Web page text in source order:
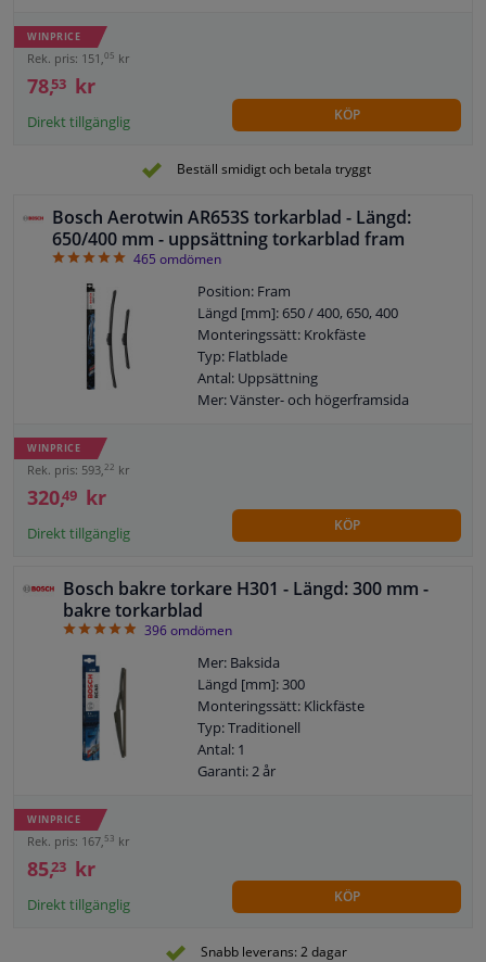
WINPRICE
Rek. pris: 151,05 kr
78,53 kr
Direkt tillgänglig KÖP
Beställ smidigt och betala tryggt
Bosch Aerotwin AR653S torkarblad - Längd:
650/400 mm - uppsättning torkarblad fram
4.95
465 omdömen
Position: Fram
Längd [mm]: 650 / 400, 650, 400
Monteringssätt: Krokfäste
Typ: Flatblade
Antal: Uppsättning
Mer: Vänster- och högerframsida
WINPRICE
Rek. pris: 593, 22 kr
320,49 kr
Direkt tillgänglig KÖP
Bosch bakre torkare H301 - Längd: 300 mm -
bakre torkarblad
4.92
396omdömen
Mer: Baksida
Längd [mm]: 300
Monteringssätt: Klickfäste
Typ: Traditionell
Antal: 1
Garanti: 2 år
WINPRICE
Rek. pris: 167, 53 kr
85,23 kr
Direkt tillgänglig KÖP
Snabb leverans: 2 dagar